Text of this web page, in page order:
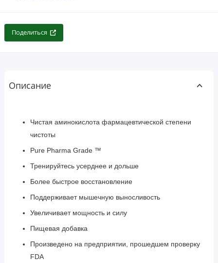
Поделиться
Описание
Чистая аминокислота фармацевтической степени
чистоты
Pure Pharma Grade ™
Тренируйтесь усерднее и дольше
Более быстрое восстановление
Поддерживает мышечную выносливость
Увеличивает мощность и силу
Пищевая добавка
Произведено на предприятии, прошедшем проверку
FDA